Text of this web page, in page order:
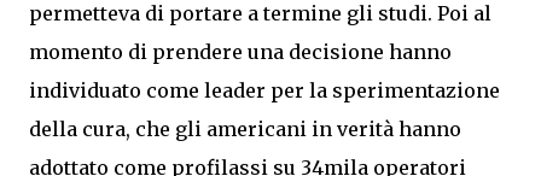
permetteva di portare a termine gli studi. Poi al
momento di prendere una decisione hanno
individuato come leader per la sperimentazione
della cura, che gli americani in verità hanno
adottato come profilassi su 34mila operatori